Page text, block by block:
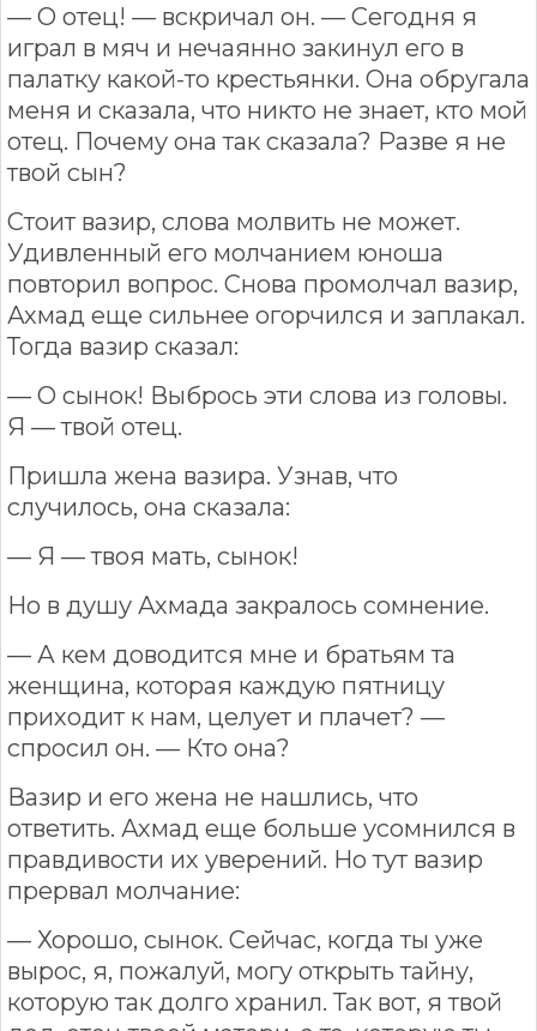
— О отец! — вскричал он. — Сегодня я
играл в мяч и нечаянно закинул его в
палатку какой-то крестьянки. Она обругала
меня и сказала, что никто не знает, кто мой
отец. Почему она так сказала? Разве я не
твой сын?
Стоит вазир, слова молвить не может.
Удивленный его молчанием юноша
повторил вопрос. Снова промолчал вазир,
Ахмад еще сильнее огорчился и заплакал.
Тогда вазир сказал:
— О сынок! Выбрось эти слова из головы.
Я — твой отец.
Пришла жена вазира. Узнав, что
случилось, она сказала:
— Я — твоя мать, сынок!
Но в душу Ахмада закралось сомнение.
— А кем доводится мне и братьям та
женщина, которая каждую пятницу
приходит к нам, целует и плачет? —
спросил он. — Кто она?
Вазир и его жена не нашлись, что
ответить. Ахмад еще больше усомнился в
правдивости их уверений. Но тут вазир
прервал молчание:
— Хорошо, сынок. Сейчас, когда ты уже
вырос, я, пожалуй, могу открыть тайну,
которую так долго хранил. Так вот, я твой